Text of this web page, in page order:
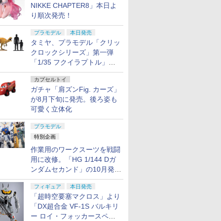
NIKKE CHAPTER8」本日よ
り順次発売！
プラモデル 本日発売
タミヤ、プラモデル「クリッ
クロックシリーズ」第一弾
「1/35 フクイラプトル」本
日発売！
カプセルトイ
ガチャ「肩ズンFig. カーズ」
が8月下旬に発売。後ろ姿も
可愛く立体化
プラモデル
特別企画
作業用のワークスーツを戦闘
用に改修。「HG 1/144 Dガ
ンダムセカンド」の10月発送
分が予約受付中【ガンダムベ
ース撮り下ろし】
フィギュア 本日発売
「超時空要塞マクロス」より
「DX超合金 VF-1S バルキリ
ー ロイ・フォッカースペシ